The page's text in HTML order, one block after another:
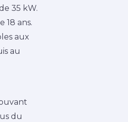
35 kW.
18 ans.
aux
au
du